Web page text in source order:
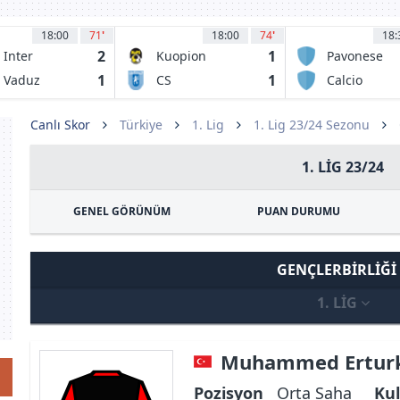
18:00 71'
Inter
2
Vaduz 1
18:00 74'
Kuopion
Palloseura
1
CS
Craiova 1948
1
Pavonese
Calcio
Canlı Skor Türkiye 1. Lig 1. Lig 23/24 Sezonu
1. LIG 23/24
GENEL GÖRÜNÜM PUAN DURUMU
GENÇLERBIRLIĞI
1. LIG
Muhammed
Pozisyon Orta Saha